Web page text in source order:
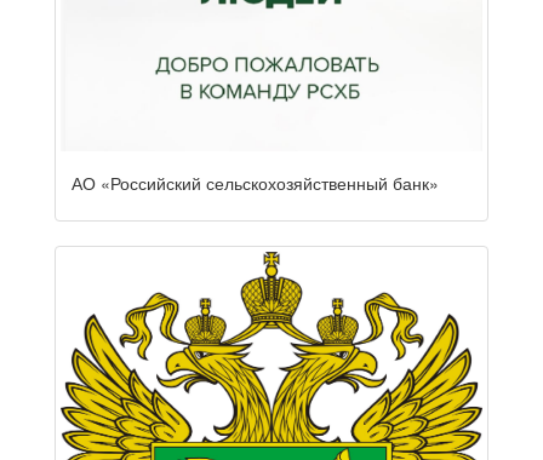
АО «Российский сельскохозяйственный банк»